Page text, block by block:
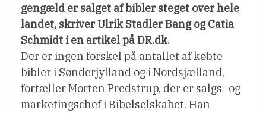
gengæld er salget af bibler steget over hele
landet, skriver Ulrik Stadler Bang og Catia
Schmidt i en artikel på DR.dk.
Der er ingen forskel på antallet af købte
bibler i Sønderjylland og i Nordsjælland,
fortæller Morten Predstrup, der er salgs- og
marketingschef i Bibelselskabet. Han